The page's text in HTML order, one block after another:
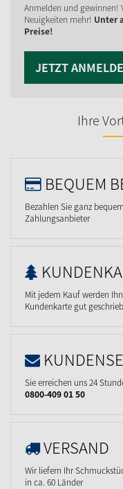
Anmelden und gewinnen!
Neuigkeiten mehr! Unter
Preise!
JETZT
Ihre
BEQUEM
Bezahlen Sie ganz
Zahlungsanbieter
Mit jedem Kauf werden
Kundenkarte gut
Sie erreichen uns 24
0800-409 01 50
VERSAND
Wir liefern Ihr
in ca. 60 Länder